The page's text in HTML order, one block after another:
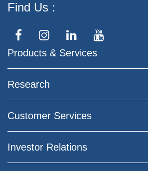
Find Us
Products & Services
Research
Customer Services
Investor Relations